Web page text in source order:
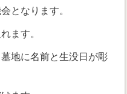
となります。
ます。
地に名前と生没日が彫